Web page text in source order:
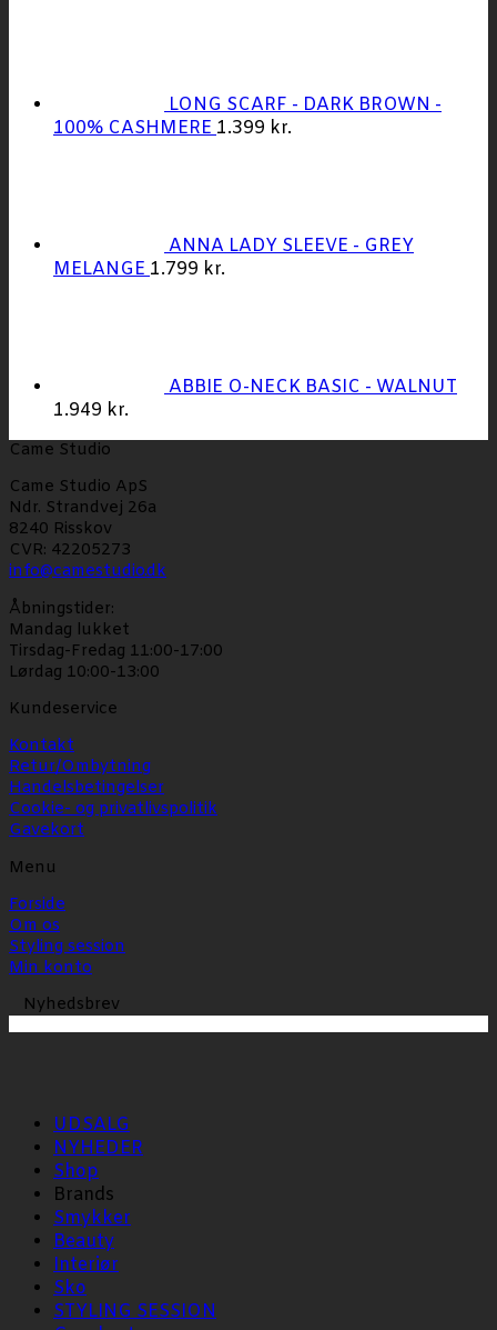
LONG SCARF - DARK BROWN -
100% CASHMERE 1.399 kr.
ANNA LADY SLEEVE - GREY
MELANGE 1.799 kr.
ABBIE O-NECK BASIC - WALNUT
1.949 kr.
Came Studio
Came Studio ApS
Ndr. Strandvej 26a
8240 Risskov
CVR: 42205273
info@camestudio.dk
Åbningstider:
Mandag lukket
Tirsdag-Fredag 11:00-17:00
Lørdag 10:00-13:00
Kundeservice
Kontakt
Retur/Ombytning
Handelsbetingelser
Cookie- og privatlivspolitik
Gavekort
Menu
Forside
Om os
Styling session
Min konto
Nyhedsbrev
UDSALG
NYHEDER
Shop
Brands
Smykker
Beauty
Interiør
Sko
STYLING SESSION